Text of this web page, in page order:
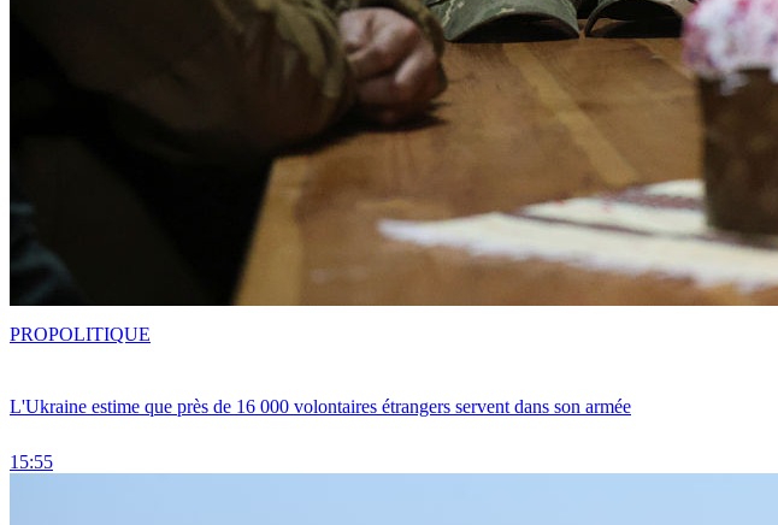
L'Ukraine estime que près de 16 000 volontaires étrangers servent dans son armée
15:55
PROPOLITIQUE